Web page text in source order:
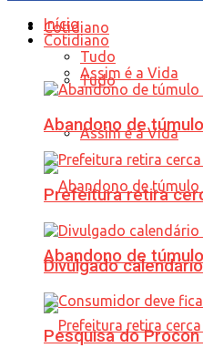
Cotidiano
Tudo
Assim é a Vida
Abandono de
Início
Cotidiano
Tudo
Assim é a Vida
Abandono de
Prefeitura retira
Divulgado
Pesquisa do